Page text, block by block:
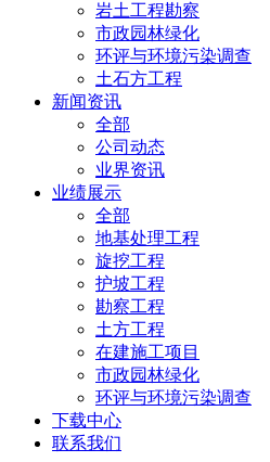
岩土工程勘察
市政园林绿化
环评与环境污染调查
土石方工程
新闻资讯
全部
公司动态
业界资讯
业绩展示
全部
地基处理工程
旋挖工程
护坡工程
勘察工程
土方工程
在建施工项目
市政园林绿化
环评与环境污染调查
下载中心
联系我们